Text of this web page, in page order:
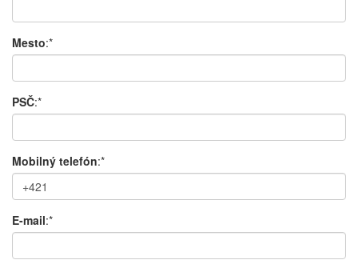
Mesto:*
PSČ:*
Mobilný telefón:*
E-mail:*